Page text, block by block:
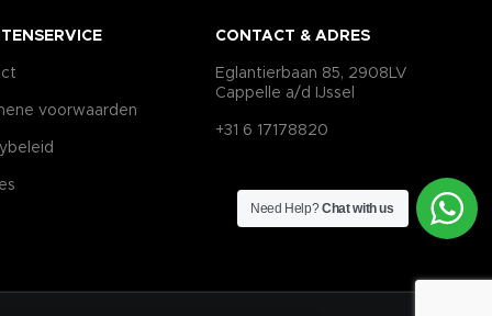
voorwaarden
CONTACT & ADRES
Eglantierbaan 85, 2908LV
Cappelle a/d IJssel
+31 6 17178820
Need Help?Chat with us